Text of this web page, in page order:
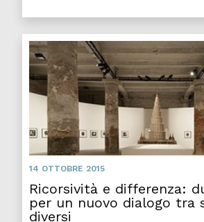
14 OTTOBRE 2015
Ricorsività e differenza:
per un nuovo dialogo tra
diversi